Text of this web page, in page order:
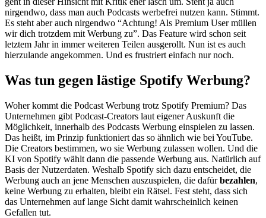
nirgendwo, dass man auch Podcasts werbefrei nutzen kann. Stimmt.
Es steht aber auch nirgendwo “Achtung! Als Premium User müllen
wir dich trotzdem mit Werbung zu”. Das Feature wird schon seit
letztem Jahr in immer weiteren Teilen ausgerollt. Nun ist es auch
hierzulande angekommen. Und es frustriert einfach nur noch.
Was tun gegen lästige Spotify Werbung?
Woher kommt die Podcast Werbung trotz Spotify Premium? Das
Unternehmen gibt Podcast-Creators laut eigener Auskunft die
Möglichkeit, innerhalb des Podcasts Werbung einspielen zu lassen.
Das heißt, im Prinzip funktioniert das so ähnlich wie bei YouTube.
Die Creators bestimmen, wo sie Werbung zulassen wollen. Und die
KI von Spotify wählt dann die passende Werbung aus. Natürlich auf
Basis der Nutzerdaten. Weshalb Spotify sich dazu entscheidet, die
Werbung auch an jene Menschen auszuspielen, die dafürbezahlen,
keine Werbung zu erhalten, bleibt ein Rätsel. Fest steht, dass sich
das Unternehmen auf lange Sicht damit wahrscheinlich keinen
Gefallen tut.